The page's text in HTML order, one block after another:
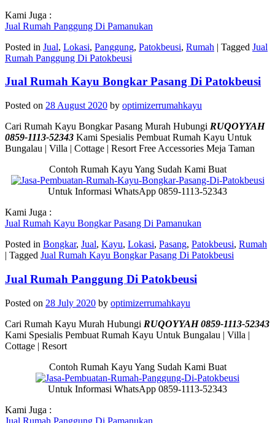
Kami Juga :
Jual Rumah Panggung Di Pamanukan
Posted in Jual, Lokasi, Panggung, Patokbeusi, Rumah | Tagged Jual
Rumah Panggung Di Patokbeusi
Jual Rumah Kayu Bongkar Pasang Di Patokbeusi
Posted on 28 August 2020 by optimizerrumahkayu
Cari Rumah Kayu Bongkar Pasang Murah Hubungi RUQOYYAH
0859-1113-52343 Kami Spesialis Pembuat Rumah Kayu Untuk
Bungalau | Villa | Cottage | Resort Free Accessories Meja Taman
Contoh Rumah Kayu Yang Sudah Kami Buat
Untuk Informasi WhatsApp 0859-1113-52343
Kami Juga :
Jual Rumah Kayu Bongkar Pasang Di Pamanukan
Posted in Bongkar, Jual, Kayu, Lokasi, Pasang, Patokbeusi, Rumah
| Tagged Jual Rumah Kayu Bongkar Pasang Di Patokbeusi
Jual Rumah Panggung Di Patokbeusi
Posted on 28 July 2020 by optimizerrumahkayu
Cari Rumah Kayu Murah Hubungi RUQOYYAH 0859-1113-52343
Kami Spesialis Pembuat Rumah Kayu Untuk Bungalau | Villa |
Cottage | Resort
Contoh Rumah Kayu Yang Sudah Kami Buat
Untuk Informasi WhatsApp 0859-1113-52343
Kami Juga :
Jual Rumah Panggung Di Pamanukan